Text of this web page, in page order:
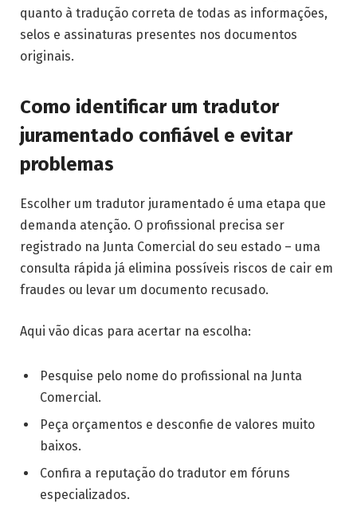
quanto à tradução correta de todas as informações,
selos e assinaturas presentes nos documentos
originais.
Como identificar um tradutor
juramentado confiável e evitar
problemas
Escolher um tradutor juramentado é uma etapa que
demanda atenção. O profissional precisa ser
registrado na Junta Comercial do seu estado – uma
consulta rápida já elimina possíveis riscos de cair em
fraudes ou levar um documento recusado.
Aqui vão dicas para acertar na escolha:
Pesquise pelo nome do profissional na Junta
Comercial.
Peça orçamentos e desconfie de valores muito
baixos.
Confira a reputação do tradutor em fóruns
especializados.